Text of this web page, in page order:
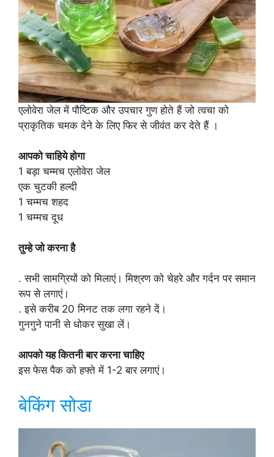
एलोवेरा जेल में पौष्टिक और उपचार गुण होते हैं जो त्वचा को
प्राकृतिक चमक देने के लिए फिर से जीवंत कर देते हैं ।
आपको चाहिये होगा
1 बड़ा चम्मच एलोवेरा जेल
एक चुटकी हल्दी
1 चम्मच शहद
1 चम्मच दूध
तुम्हे जो करना है
. सभी सामग्रियों को मिलाएं। मिश्रण को चेहरे और गर्दन पर समान
रूप से लगाएं।
. इसे करीब 20 मिनट तक लगा रहने दें।
गुनगुने पानी से धोकर सुखा लें।
आपको यह कितनी बार करना चाहिए
इस फेस पैक को हफ्ते में 1-2 बार लगाएं।
बेकिंग सोडा